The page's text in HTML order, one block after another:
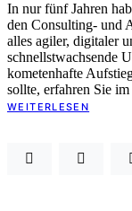
In nur fünf Jahren
den Consulting- und
alles agiler, digitaler
schnellstwachsende
kometenhafte
sollte, erfahren Sie
WEITERLESEN